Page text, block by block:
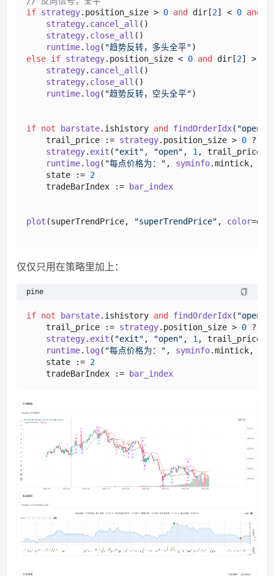
if strategy. position_size > 0 and dir[2] < 0 and
strategy. cancel_all ()
strategy. close_all ()
runtime. log( "趋势反转，多头全平"
else if strategy. position_size < 0 and dir[2] >
strategy. cancel_all ()
strategy. close_all ()
runtime. log( "趋势反转，空头全平")
if not barstate. ishistory and findOrderIdx( "open"
    trail_price :=
strategy. position_size > 0 ?
strategy. exit ( "exit" , "open" , 1 ,
runtime. log( "每点价格为：" , syminfo.mintick,
    state :=
2
    tradeBarIndex :=
bar_index
plot (superTrendPrice, "superTrendPrice" , color
仅仅只用在策略里加上：
pine
if not barstate. ishistory and findOrderIdx( "open"
    trail_price :=
strategy. position_size > 0 ?
strategy. exit ( "exit" , "open" , 1 ,
runtime. log( "每点价格为：" , syminfo.mintick,
    state :=
2
    tradeBarIndex :=
bar_index